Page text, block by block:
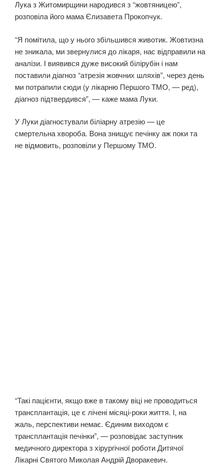
Лука з Житомирщини народився з “жовтяницею”,
розповіла його мама Єлизавета Прокопчук.
“Я помітила, що у нього збільшився животик. Жовтизна
не зникала, ми звернулися до лікаря, нас відправили на
аналізи. І виявився дуже високий білірубін і нам
поставили діагноз “атрезія жовчних шляхів”, через день
ми потрапили сюди (у лікарню Першого ТМО, — ред),
діагноз підтвердився”, — каже мама Луки.
У Луки діагностували біліарну атрезію — це
смертельна хвороба. Вона знищує печінку аж поки та
не відмовить, розповіли у Першому ТМО.
“Такі пацієнти, якщо вже в такому віці не проводиться
трансплантація, це є лічені місяці-роки життя. І, на
жаль, перспективи немає. Єдиним виходом є
трансплантація печінки”, — розповідає заступник
медичного директора з хірургічної роботи Дитячої
Лікарні Святого Миколая Андрій Дворакевич.